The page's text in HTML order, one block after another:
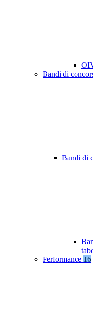
Bandi di
Bandi di
Performance 16